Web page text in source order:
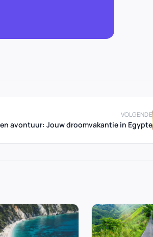
VOLGENDE
avontuur: Jouw droomvakantie in Egypte